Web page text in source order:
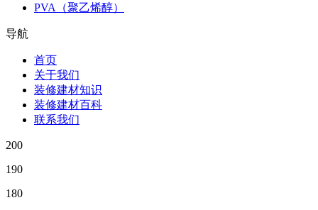
PVA（聚乙烯醇）
导航
首页
关于我们
装修建材知识
装修建材百科
联系我们
200
190
180